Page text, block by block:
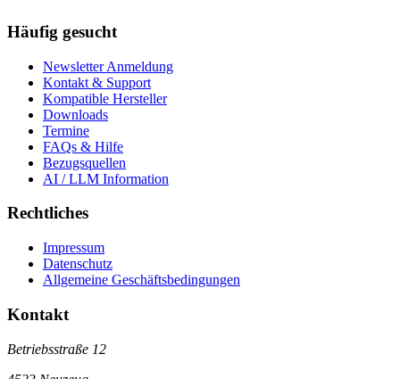
Häufig gesucht
Newsletter Anmeldung
Kontakt & Support
Kompatible Hersteller
Downloads
Termine
FAQs & Hilfe
Bezugsquellen
AI / LLM Information
Rechtliches
Impressum
Datenschutz
Allgemeine Geschäftsbedingungen
Kontakt
Betriebsstraße 12